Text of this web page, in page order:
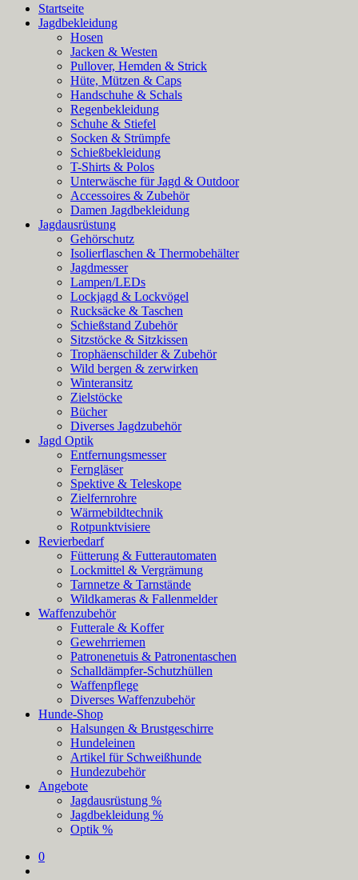
Startseite
Jagdbekleidung
Hosen
Jacken & Westen
Pullover, Hemden & Strick
Hüte, Mützen & Caps
Handschuhe & Schals
Regenbekleidung
Schuhe & Stiefel
Socken & Strümpfe
Schießbekleidung
T-Shirts & Polos
Unterwäsche für Jagd & Outdoor
Accessoires & Zubehör
Damen Jagdbekleidung
Jagdausrüstung
Gehörschutz
Isolierflaschen & Thermobehälter
Jagdmesser
Lampen/LEDs
Lockjagd & Lockvögel
Rucksäcke & Taschen
Schießstand Zubehör
Sitzstöcke & Sitzkissen
Trophäenschilder & Zubehör
Wild bergen & zerwirken
Winteransitz
Zielstöcke
Bücher
Diverses Jagdzubehör
Jagd Optik
Entfernungsmesser
Ferngläser
Spektive & Teleskope
Zielfernrohre
Wärmebildtechnik
Rotpunktvisiere
Revierbedarf
Fütterung & Futterautomaten
Lockmittel & Vergrämung
Tarnnetze & Tarnstände
Wildkameras & Fallenmelder
Waffenzubehör
Futterale & Koffer
Gewehrriemen
Patronenetuis & Patronentaschen
Schalldämpfer-Schutzhüllen
Waffenpflege
Diverses Waffenzubehör
Hunde-Shop
Halsungen & Brustgeschirre
Hundeleinen
Artikel für Schweißhunde
Hundezubehör
Angebote
Jagdausrüstung %
Jagdbekleidung %
Optik %
0